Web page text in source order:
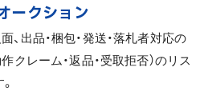
ークション
、出品・梱包・発送・落札者対応の
クレーム・返品・受取拒否）のリス